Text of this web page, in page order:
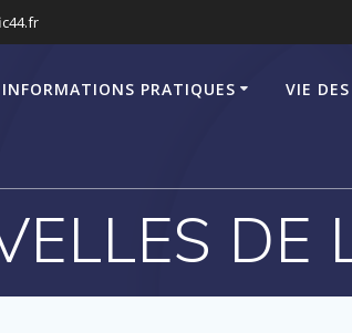
INFORMATIONS PRATIQUES VIE
DE